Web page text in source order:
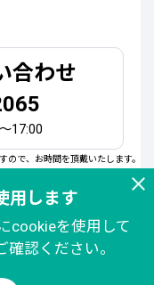
合わせ
17:00
で、お時間を頂戴いたします。
用します
cookieを使用して
確認ください。